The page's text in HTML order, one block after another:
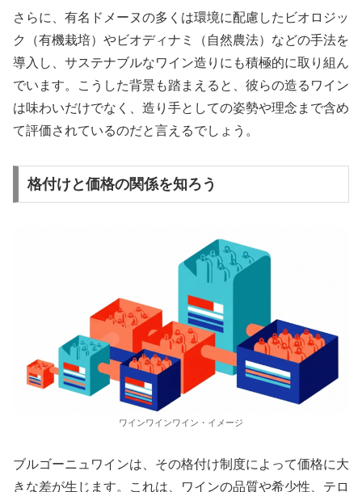
さらに、有名ドメーヌの多くは環境に配慮したビオロジッ
ク（有機栽培）やビオディナミ（自然農法）などの手法を
導入し、サステナブルなワイン造りにも積極的に取り組ん
でいます。こうした背景も踏まえると、彼らの造るワイン
は味わいだけでなく、造り手としての姿勢や理念まで含め
て評価されているのだと言えるでしょう。
格付けと価格の関係を知ろう
ワインワインワイン・イメージ
ブルゴーニュワインは、その格付け制度によって価格に大
きな差が生じます。これは、ワインの品質や希少性、テロ